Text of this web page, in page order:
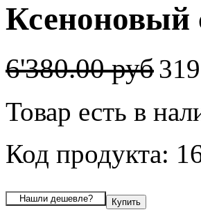
Ксеноновый
6'380.00 руб
Товар есть в
Код продукта: